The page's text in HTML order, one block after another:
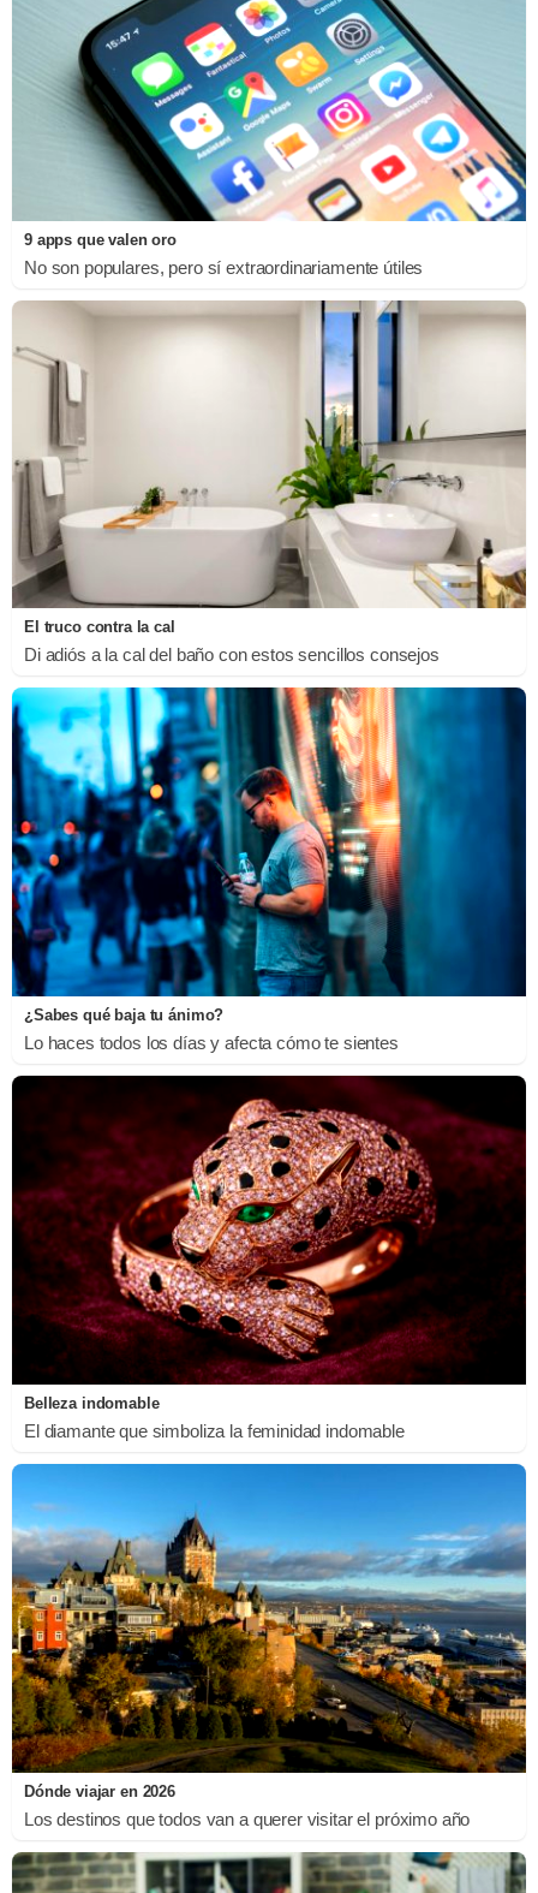
9 apps que valen oro
No son populares, pero sí extraordinariamente útiles
El truco contra la cal
Di adiós a la cal del baño con estos sencillos consejos
¿Sabes qué baja tu ánimo?
Lo haces todos los días y afecta cómo te sientes
Belleza indomable
El diamante que simboliza la feminidad indomable
Dónde viajar en 2026
Los destinos que todos van a querer visitar el próximo año